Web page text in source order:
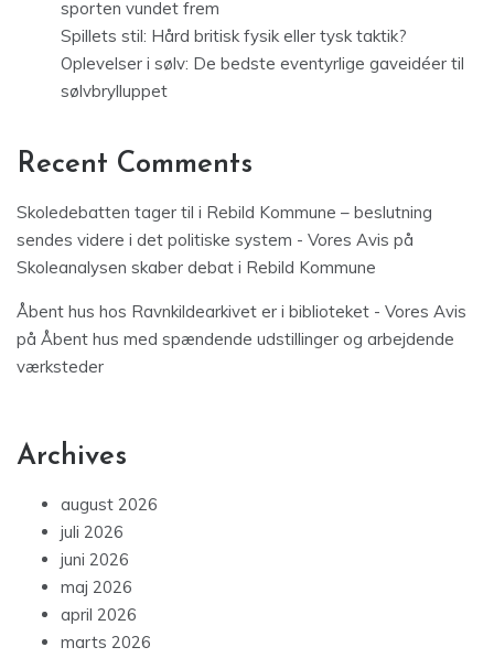
sporten vundet frem
Spillets stil: Hård britisk fysik eller tysk taktik?
Oplevelser i sølv: De bedste eventyrlige gaveidéer til
sølvbrylluppet
Recent Comments
Skoledebatten tager til i Rebild Kommune – beslutning
sendes videre i det politiske system - Vores Avis på
Skoleanalysen skaber debat i Rebild Kommune
Åbent hus hos Ravnkildearkivet er i biblioteket - Vores Avis
på Åbent hus med spændende udstillinger og arbejdende
værksteder
Archives
august 2026
juli 2026
juni 2026
maj 2026
april 2026
marts 2026